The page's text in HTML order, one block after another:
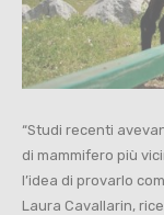
“Studi recenti
di mammifero più
l’idea di provarlo
Laura Cavallarin,